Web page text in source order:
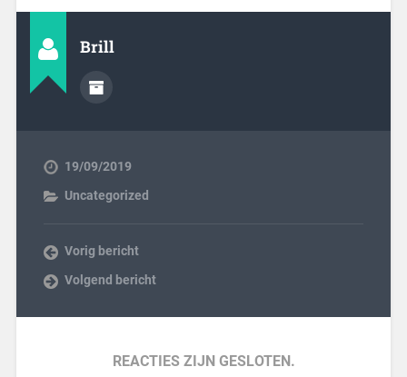
Brill
19/09/2019
Uncategorized
Vorig bericht
Volgend bericht
REACTIES ZIJN GESLOTEN.